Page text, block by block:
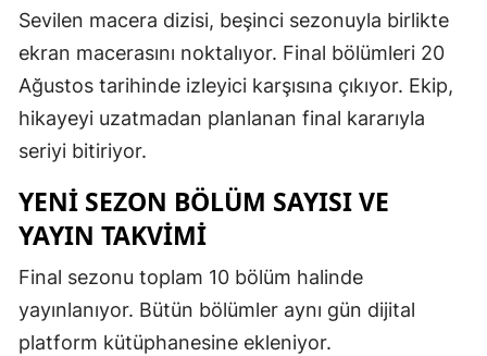
Sevilen macera dizisi, beşinci sezonuyla birlikte
ekran macerasını noktalıyor. Final bölümleri 20
Ağustos tarihinde izleyici karşısına çıkıyor. Ekip,
hikayeyi uzatmadan planlanan final kararıyla
seriyi bitiriyor.
YENİ SEZON BÖLÜM SAYISI VE
YAYIN TAKVİMİ
Final sezonu toplam 10 bölüm halinde
yayınlanıyor. Bütün bölümler aynı gün dijital
platform kütüphanesine ekleniyor.